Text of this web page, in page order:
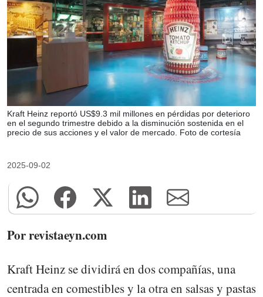
Kraft Heinz reportó US$9.3 mil millones en pérdidas por deterioro
en el segundo trimestre debido a la disminución sostenida en el
precio de sus acciones y el valor de mercado. Foto de cortesía
2025-09-02
Por revistaeyn.com
Kraft Heinz se dividirá en dos compañías, una
centrada en comestibles y la otra en salsas y pastas